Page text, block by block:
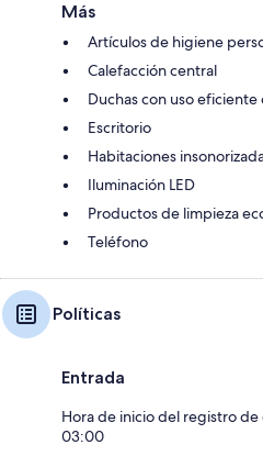
Más
Artículos de higiene
Calefacción central
Duchas con uso eficiente
Escritorio
Habitaciones
Iluminación LED
Productos de limpieza
Teléfono
Políticas
Entrada
Hora de inicio del registro
03:00